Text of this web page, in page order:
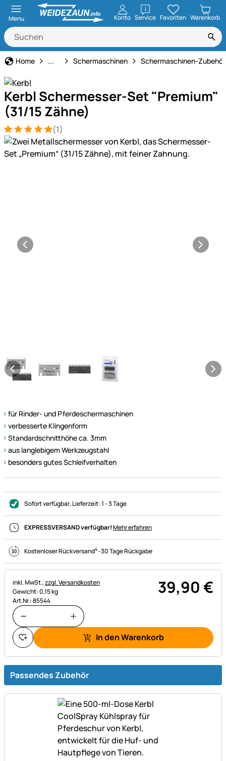
Menu Konto ServiceöffnenFavoriten Warenkorb
Home Technik für Haus & Hof
... Schermaschinen Schermaschinen-Zubehör
Kerbl Schermesser-Set "Premium"
(31/15 Zähne)
Bewertung: 5 von 5 (1 Bewertungen)
1 Bewertung (1)
Produktgalerie
für Rinder- und Pferdeschermaschinen
verbesserte Klingenform
Standardschnitthöhe ca. 3mm
aus langlebigem Werkzeugstahl
besonders gutes Schleifverhalten
Sofort verfügbar, Lieferzeit:1 - 3 Tage
EXPRESSVERSAND verfügbar!Mehr erfahren
Kostenloser Rückversand4-30 Tage Rückgabe
Steuerhinweis:
inkl. MwSt.,zzgl. Versandkosten
Gewicht: 0,15 kg
Art.Nr.: 85544
39,90€
In den Warenkorb
Passendes Zubehör